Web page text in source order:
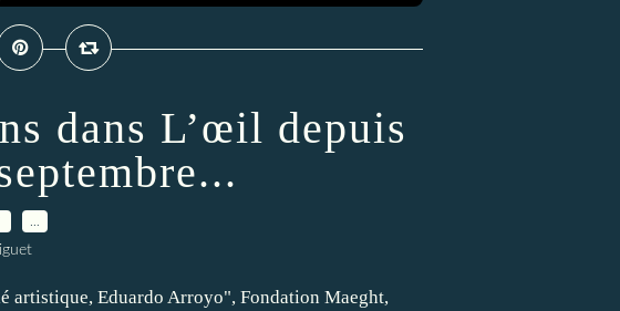
dans L’œil depuis
artistique, Eduardo Arroyo", Fondation Maeght,